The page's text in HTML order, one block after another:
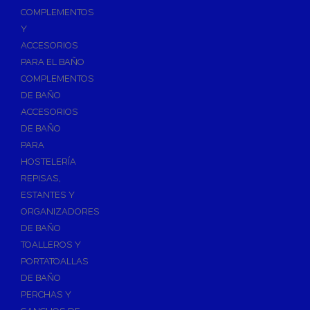
Válvulas para Calefacción
Válv. Mezcladora Termostática
Válvulas Motorizadas
Válvulas de Seguridad
Colectores de Calefacción
Bombas de Calor
Bombas de calor para ACS
Cocinas
Extractores de Cocina
Fregaderos
Grifería de Fregadero
Recambios de fregadero
Contra Incendios
COMPLEMENTOS
Y
ACCESORIOS
PARA EL BAÑO
COMPLEMENTOS
DE BAÑO
ACCESORIOS
DE BAÑO
PARA
HOSTELERÍA
REPISAS,
ESTANTES Y
ORGANIZADORES
DE BAÑO
TOALLEROS Y
PORTATOALLAS
DE BAÑO
PERCHAS Y